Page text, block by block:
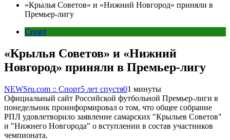
«Крылья Советов» и «Нижний Новгород» приняли в
Премьер-лигу
Спорт
«Крылья Советов» и «Нижний
Новгород» приняли в Премьер-лигу
NEWSru.com :: Спорт5 лет спустя01 минуты
Официальный сайт Российской футбольной Премьер-лиги в
понедельник проинформировал о том, что общее собрание
РПЛ удовлетворило заявление самарских "Крыльев Советов"
и "Нижнего Новгорода" о вступлении в состав участников
чемпионата.